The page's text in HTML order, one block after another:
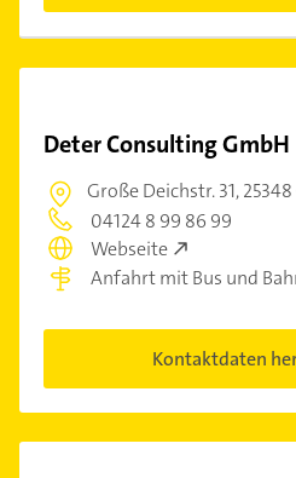
Deter Consulting GmbH
Große Deichstr. 31,
04124 8 99 86 99
Webseite
Anfahrt mit Bus und
Kontaktdaten